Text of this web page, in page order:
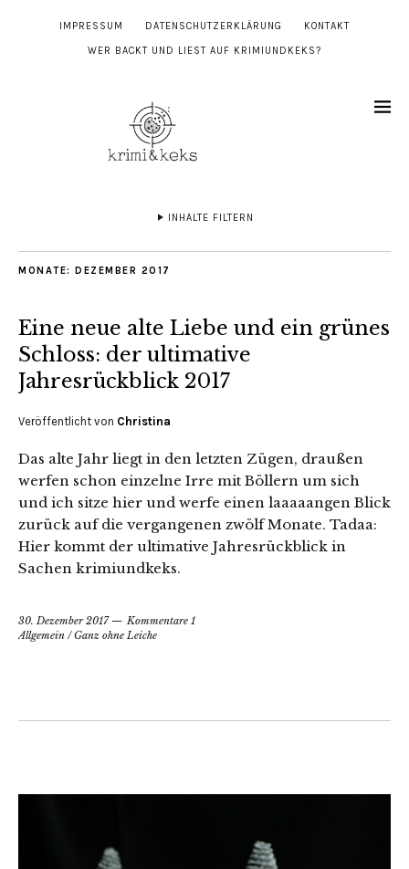
IMPRESSUM DATENSCHUTZERKLÄRUNG KONTAKT
WER BACKT UND LIEST AUF KRIMIUNDKEKS?
INHALTE FILTERN
MONATE: DEZEMBER 2017
Eine neue alte Liebe und ein grünes
Schloss: der ultimative
Jahresrückblick 2017
Veröffentlicht von Christina
Das alte Jahr liegt in den letzten Zügen, draußen
werfen schon einzelne Irre mit Böllern um sich
und ich sitze hier und werfe einen laaaaangen Blick
zurück auf die vergangenen zwölf Monate. Tadaa:
Hier kommt der ultimative Jahresrückblick in
Sachen krimiundkeks.
30. Dezember 2017
Kommentare 1
Allgemein /Ganz ohne Leiche